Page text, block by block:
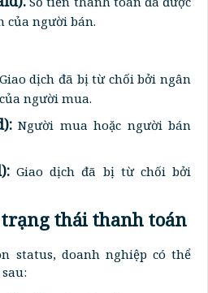
của người bán.
Giao dịch đã bị từ chối bởi ngân
người mua.
Người mua hoặc người bán
Giao dịch đã bị từ chối bởi
trạng thái thanh toán
status, doanh nghiệp có thể